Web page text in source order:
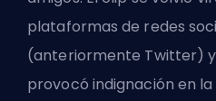
plataformas de redes
(anteriormente Twitter) y
provocó indignación en